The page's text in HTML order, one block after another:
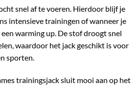
snel af te voeren. Hierdoor blijf je
intensieve trainingen of wanneer je
warming up. De stof droogt snel
waardoor het jack geschikt is voor
sporten.
trainingsjack sluit mooi aan op het